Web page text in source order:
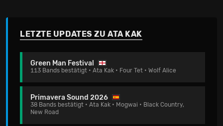
LETZTE UPDATES ZU ATA KAK
Green Man Festival
113 Bands bestätigt • Ata Kak • Four Tet • Wolf Alice
Primavera Sound 2026
38 Bands bestätigt • Ata Kak • Mogwai • Black Country,
New Road